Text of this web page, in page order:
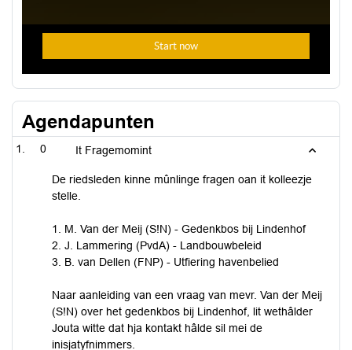
Agendapunten
0 It Fragemomint
De riedsleden kinne mûnlinge fragen oan it kolleezje
stelle.
1. M. Van der Meij (S!N) - Gedenkbos bij Lindenhof
2. J. Lammering (PvdA) - Landbouwbeleid
3. B. van Dellen (FNP) - Utfiering havenbelied
Naar aanleiding van een vraag van mevr. Van der Meij
(S!N) over het gedenkbos bij Lindenhof, lit wethâlder
Jouta witte dat hja kontakt hâlde sil mei de
inisjatyfnimmers.